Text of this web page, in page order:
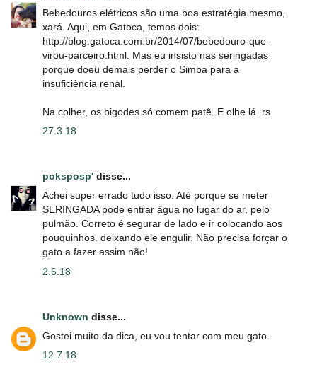
Bebedouros elétricos são uma boa estratégia mesmo,
xará. Aqui, em Gatoca, temos dois:
http://blog.gatoca.com.br/2014/07/bebedouro-que-
virou-parceiro.html. Mas eu insisto nas seringadas
porque doeu demais perder o Simba para a
insuficiência renal.
Na colher, os bigodes só comem patê. E olhe lá. rs
27.3.18
poksposp' disse...
Achei super errado tudo isso. Até porque se meter
SERINGADA pode entrar água no lugar do ar, pelo
pulmão. Correto é segurar de lado e ir colocando aos
pouquinhos. deixando ele engulir. Não precisa forçar o
gato a fazer assim não!
2.6.18
Unknown disse...
Gostei muito da dica, eu vou tentar com meu gato.
12.7.18